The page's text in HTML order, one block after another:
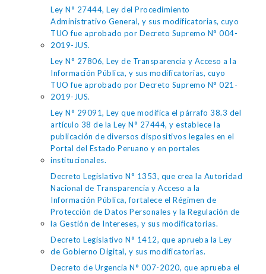
Ley N° 27444, Ley del Procedimiento
Administrativo General, y sus modificatorias, cuyo
TUO fue aprobado por Decreto Supremo N° 004-
2019-JUS.
Ley N° 27806, Ley de Transparencia y Acceso a la
Información Pública, y sus modificatorias, cuyo
TUO fue aprobado por Decreto Supremo N° 021-
2019-JUS.
Ley N° 29091, Ley que modifica el párrafo 38.3 del
artículo 38 de la Ley N° 27444, y establece la
publicación de diversos dispositivos legales en el
Portal del Estado Peruano y en portales
institucionales.
Decreto Legislativo N° 1353, que crea la Autoridad
Nacional de Transparencia y Acceso a la
Información Pública, fortalece el Régimen de
Protección de Datos Personales y la Regulación de
la Gestión de Intereses, y sus modificatorias.
Decreto Legislativo N° 1412, que aprueba la Ley
de Gobierno Digital, y sus modificatorias.
Decreto de Urgencia N° 007-2020, que aprueba el